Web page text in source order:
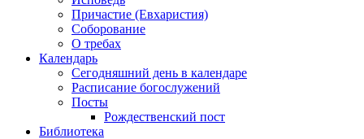
Причастие (Евхаристия)
Соборование
О требах
Календарь
Сегодняшний день в календаре
Расписание богослужений
Посты
Рождественский пост
Библиотека